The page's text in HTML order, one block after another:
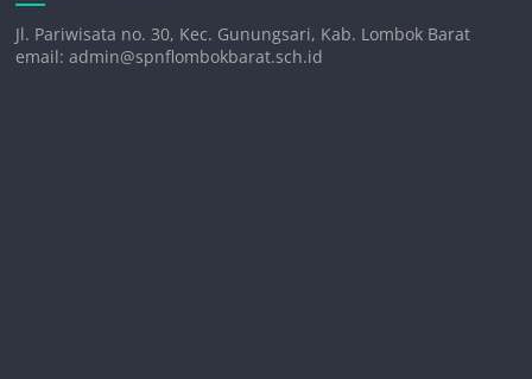
Jl. Pariwisata no. 30, Kec. Gunungsari, Kab. Lombok Barat
email: admin@spnflombokbarat.sch.id